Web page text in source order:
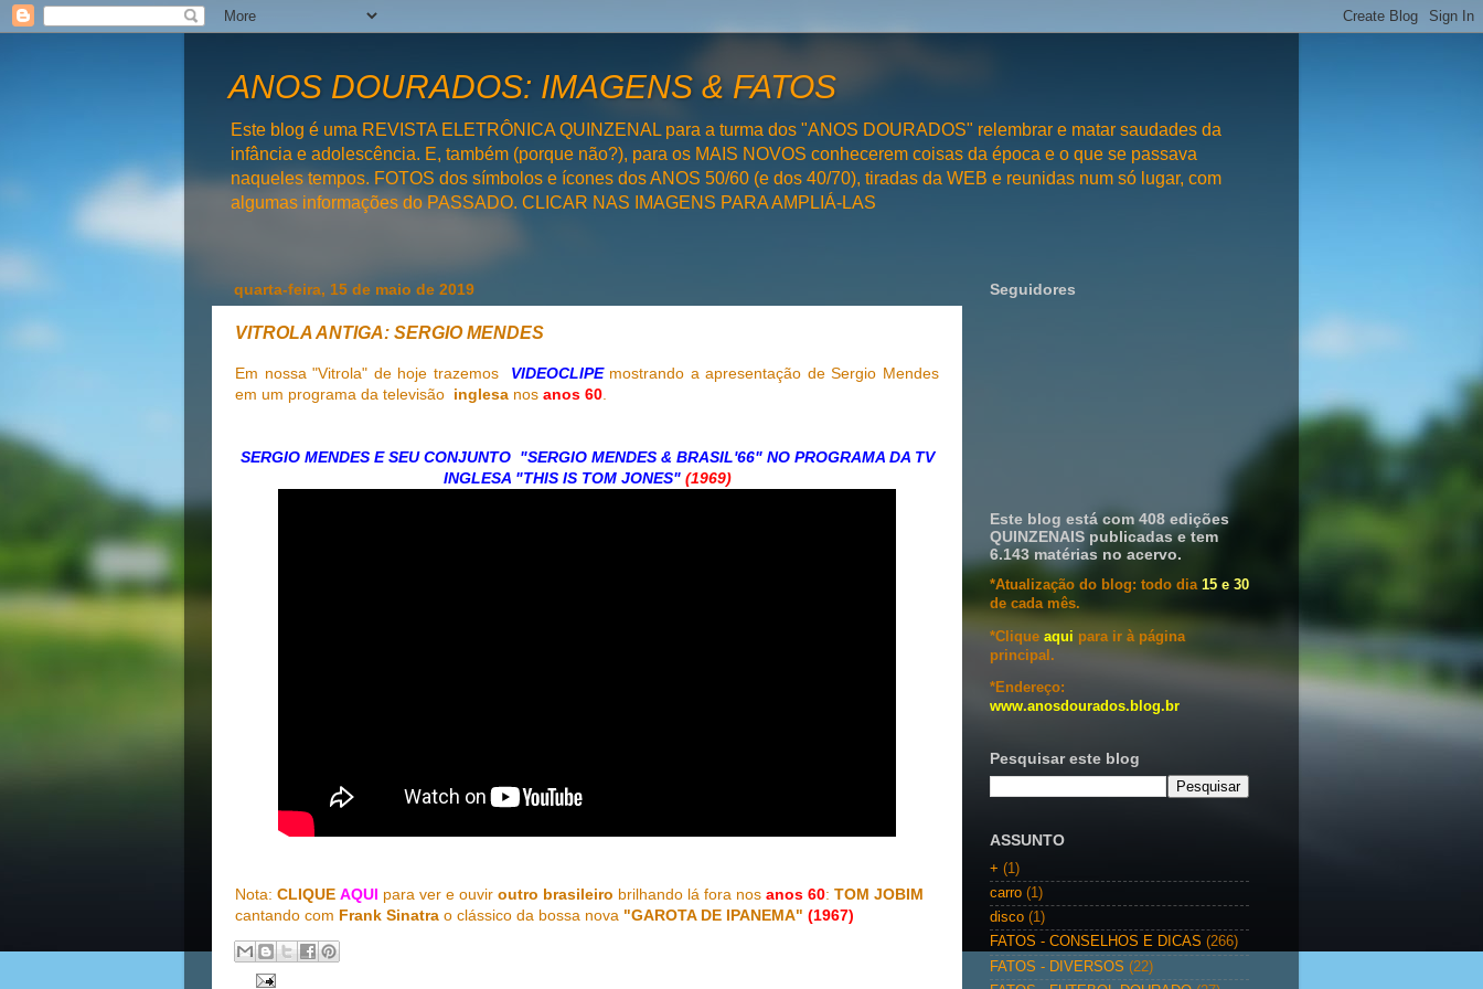
ANOS DOURADOS: IMAGENS & FATOS
Este blog é uma REVISTA ELETRÔNICA QUINZENAL para a turma dos "ANOS DOURADOS" relembrar e matar saudades da
infância e adolescência. E, também (porque não?), para os MAIS NOVOS conhecerem coisas da época e o que se passava
naqueles tempos. FOTOS dos símbolos e ícones dos ANOS 50/60 (e dos 40/70), tiradas da WEB e reunidas num só lugar, com
algumas informações do PASSADO. CLICAR NAS IMAGENS PARA AMPLIÁ-LAS
quarta-feira, 15 de maio de 2019
VITROLA ANTIGA: SERGIO MENDES
Em nossa "Vitrola" de hoje trazemos VIDEOCLIPEmostrando a apresentação de Sergio Mendes
em um programa da televisão inglesa nos anos 60.
SERGIO MENDES E SEU CONJUNTO "SERGIO MENDES & BRASIL'66" NO PROGRAMA DA TV
INGLESA "THIS IS TOM JONES" (1969)
Nota: CLIQUE AQUI para ver e ouvir outro brasileiro brilhando lá fora nos anos 60: TOM JOBIM
cantando com Frank Sinatra o clássico da bossa nova "GAROTA DE IPANEMA" (1967)
Seguidores
Este blog está com 408 edições
QUINZENAIS publicadas e tem
6.143 matérias no acervo.
*Atualização do blog: todo dia 15 e 30
de cada mês.
*Clique aqui para ir à página
principal.
*Endereço:
www.anosdourados.blog.br
Pesquisar este blog
ASSUNTO
+ (1)
carro (1)
disco (1)
FATOS - CONSELHOS E DICAS (266)
FATOS - DIVERSOS (22)